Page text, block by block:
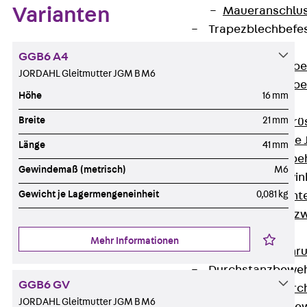
Zurück
Gerüstschuhe
Zurück
Zurück
Varianten
GGB6 A4
JORDAHL Gleitmutter JGM B M6
Höhe 16 mm
Breite 21 mm
Länge 41 mm
Gewindemaß (metrisch) M6
Gewicht je Lagermengeneinheit 0,081 kg
Mehr Informationen
GGB6 GV
JORDAHL Gleitmutter JGM B M6